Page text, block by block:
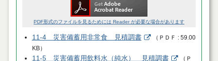
PDF形式のファイルを見るためには Reader が必要な場合があります
11-4 災害備蓄用非常食 見積調書 （ ＰＤＦ
59.00
KB）
11-5 災害備蓄用飲料水（純水） 見積調書 （ Ｐ